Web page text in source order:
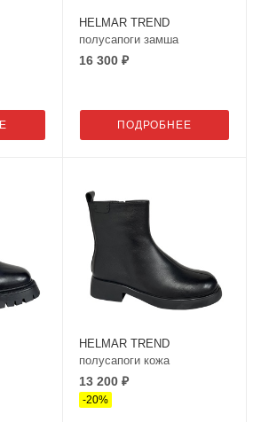
HELMAR TREND
полусапоги замша
16 300 ₽
ПОДРОБНЕЕ
HELMAR TREND
полусапоги кожа
13 200 ₽
-20%